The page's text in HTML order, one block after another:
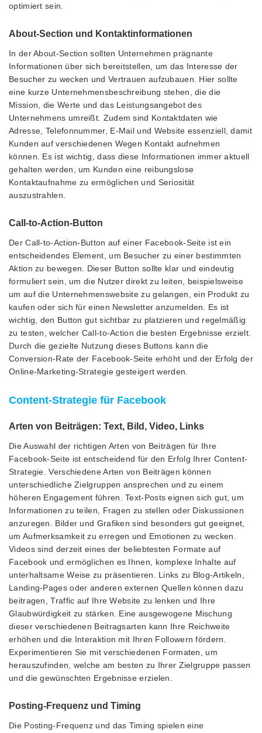
optimiert sein.
About-Section und Kontaktinformationen
In der About-Section sollten Unternehmen prägnante
Informationen über sich bereitstellen, um das Interesse der
Besucher zu wecken und Vertrauen aufzubauen. Hier sollte
eine kurze Unternehmensbeschreibung stehen, die die
Mission, die Werte und das Leistungsangebot des
Unternehmens umreißt. Zudem sind Kontaktdaten wie
Adresse, Telefonnummer, E-Mail und Website essenziell, damit
Kunden auf verschiedenen Wegen Kontakt aufnehmen
können. Es ist wichtig, dass diese Informationen immer aktuell
gehalten werden, um Kunden eine reibungslose
Kontaktaufnahme zu ermöglichen und Seriosität
auszustrahlen.
Call-to-Action-Button
Der Call-to-Action-Button auf einer Facebook-Seite ist ein
entscheidendes Element, um Besucher zu einer bestimmten
Aktion zu bewegen. Dieser Button sollte klar und eindeutig
formuliert sein, um die Nutzer direkt zu leiten, beispielsweise
um auf die Unternehmenswebsite zu gelangen, ein Produkt zu
kaufen oder sich für einen Newsletter anzumelden. Es ist
wichtig, den Button gut sichtbar zu platzieren und regelmäßig
zu testen, welcher Call-to-Action die besten Ergebnisse erzielt.
Durch die gezielte Nutzung dieses Buttons kann die
Conversion-Rate der Facebook-Seite erhöht und der Erfolg der
Online-Marketing-Strategie gesteigert werden.
Content-Strategie für Facebook
Arten von Beiträgen: Text, Bild, Video, Links
Die Auswahl der richtigen Arten von Beiträgen für Ihre
Facebook-Seite ist entscheidend für den Erfolg Ihrer Content-
Strategie. Verschiedene Arten von Beiträgen können
unterschiedliche Zielgruppen ansprechen und zu einem
höheren Engagement führen. Text-Posts eignen sich gut, um
Informationen zu teilen, Fragen zu stellen oder Diskussionen
anzuregen. Bilder und Grafiken sind besonders gut geeignet,
um Aufmerksamkeit zu erregen und Emotionen zu wecken.
Videos sind derzeit eines der beliebtesten Formate auf
Facebook und ermöglichen es Ihnen, komplexe Inhalte auf
unterhaltsame Weise zu präsentieren. Links zu Blog-Artikeln,
Landing-Pages oder anderen externen Quellen können dazu
beitragen, Traffic auf Ihre Website zu lenken und Ihre
Glaubwürdigkeit zu stärken. Eine ausgewogene Mischung
dieser verschiedenen Beitragsarten kann Ihre Reichweite
erhöhen und die Interaktion mit Ihren Followern fördern.
Experimentieren Sie mit verschiedenen Formaten, um
herauszufinden, welche am besten zu Ihrer Zielgruppe passen
und die gewünschten Ergebnisse erzielen.
Posting-Frequenz und Timing
Die Posting-Frequenz und das Timing spielen eine